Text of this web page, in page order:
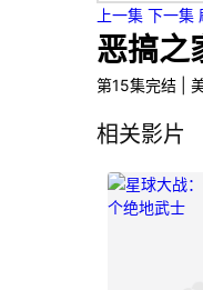
上一集 下一集
恶搞之
第15集完结 |
相关影片